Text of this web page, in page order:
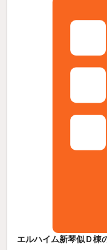
エルハイム新琴似Ｄ棟